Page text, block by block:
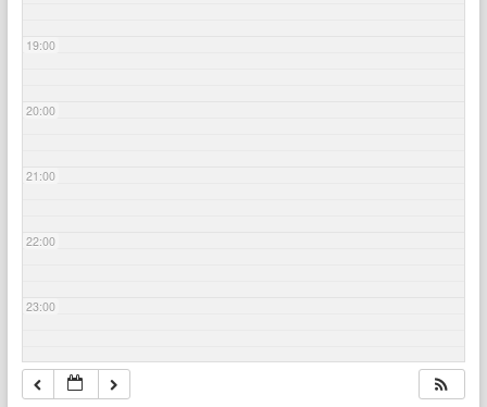
19:00
20:00
21:00
22:00
23:00